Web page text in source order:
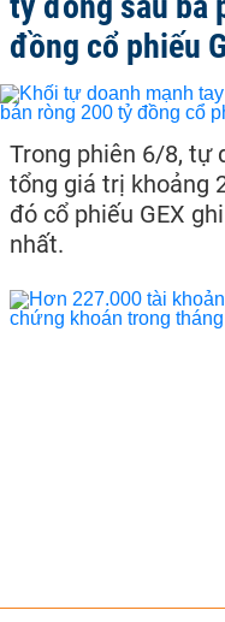
đồng cổ phiếu
Trong phiên 6/8, tự
tổng giá trị khoảng
đó cổ phiếu GEX
nhất.